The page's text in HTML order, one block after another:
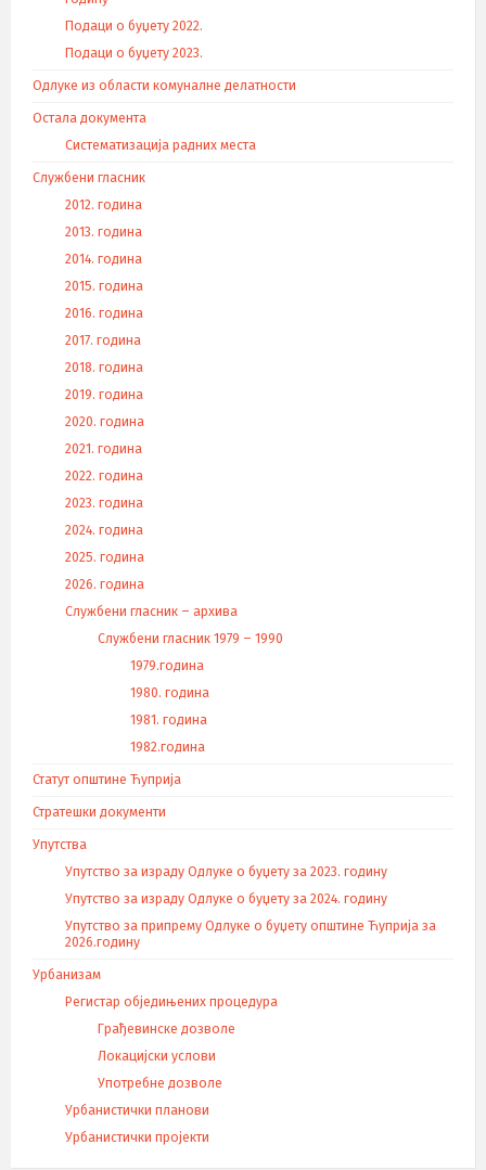
Подаци о буџету 2022.
Подаци о буџету 2023.
Одлуке из области комуналне делатности
Остала документа
Систематизација радних места
Службени гласник
2012. година
2013. година
2014. година
2015. година
2016. година
2017. година
2018. година
2019. година
2020. година
2021. година
2022. година
2023. година
2024. година
2025. година
2026. година
Службени гласник – архива
Службени гласник 1979 – 1990
1979.година
1980. година
1981. година
1982.година
Статут општине Ћуприја
Стратешки документи
Упутства
Упутство за израду Одлуке о буџету за 2023. годину
Упутство за израду Одлуке о буџету за 2024. годину
Упутство за припрему Одлуке о буџету општине Ћуприја за
2026.годину
Урбанизам
Регистар обједињених процедура
Грађевинске дозволе
Локацијски услови
Употребне дозволе
Урбанистички планови
Урбанистички пројекти